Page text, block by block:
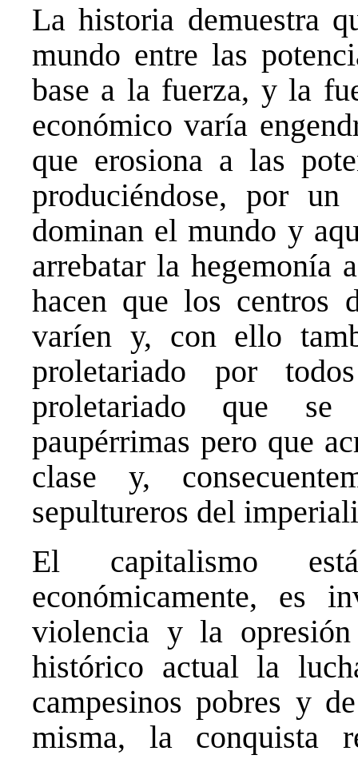
La historia demuestra
mundo entre las
base a la fuerza, y la
económico varía
que erosiona a las
produciéndose, por
dominan el mundo y
arrebatar la hegemonía
hacen que los centros
varíen y, con ello
proletariado por
proletariado que se
paupérrimas pero que
clase y,
sepultureros del
El capitalismo
económicamente, es
violencia y la
histórico actual la
campesinos pobres y
misma, la conquista